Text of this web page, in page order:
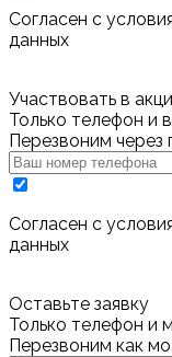
Cогласен с
данных
Участвовать в
Только телефон и
Перезвоним через
Cогласен с
данных
Оставьте заявку
Только телефон и
Перезвоним как